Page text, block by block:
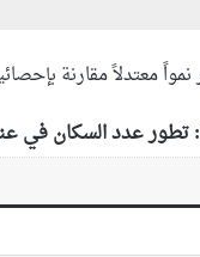
معتدلاً مقارنة
تطور عدد السكان في